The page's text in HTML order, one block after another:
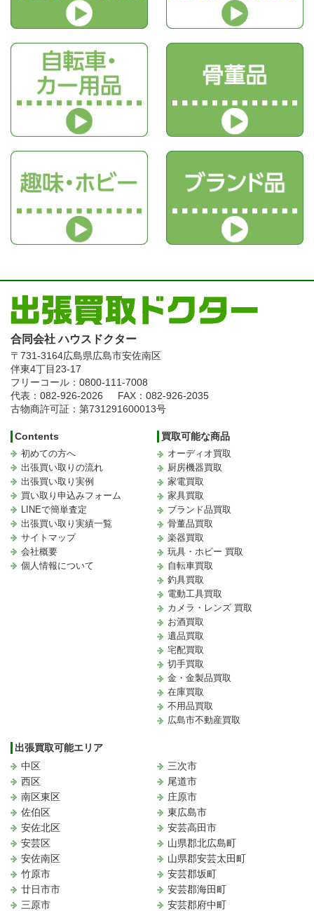
合同会社 ハウスドクター
〒731-3164広島県広島市安佐南区
伴東4丁目23-17
フリーコール：0800-111-7008
代表：082-926-2026
FAX：082-926-2035
古物商許可証：第731291600013号
Contents
初めての方へ
出張買い取りの流れ
出張買い取り実例
買い取り申込みフォーム
LINEで簡単査定
出張買い取り実績一覧
サイトマップ
会社概要
個人情報について
買取可能な商品
オーディオ買取
厨房機器買取
家電買取
家具買取
ブランド品買取
骨董品買取
楽器買取
玩具・ホビー 買取
自転車買取
釣具買取
電動工具買取
カメラ・レンズ 買取
お酒買取
遺品買取
宅配買取
切手買取
金・金製品買取
在庫買取
不用品買取
広島市不動産買取
出張買取可能エリア
中区
西区
南区東区
佐伯区
安佐北区
安芸区
安佐南区
竹原市
廿日市市
三原市
三次市
尾道市
庄原市
東広島市
安芸高田市
山県郡北広島町
山県郡安芸太田町
安芸郡坂町
安芸郡海田町
安芸郡府中町